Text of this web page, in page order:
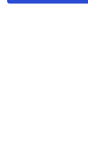
dinamice zone